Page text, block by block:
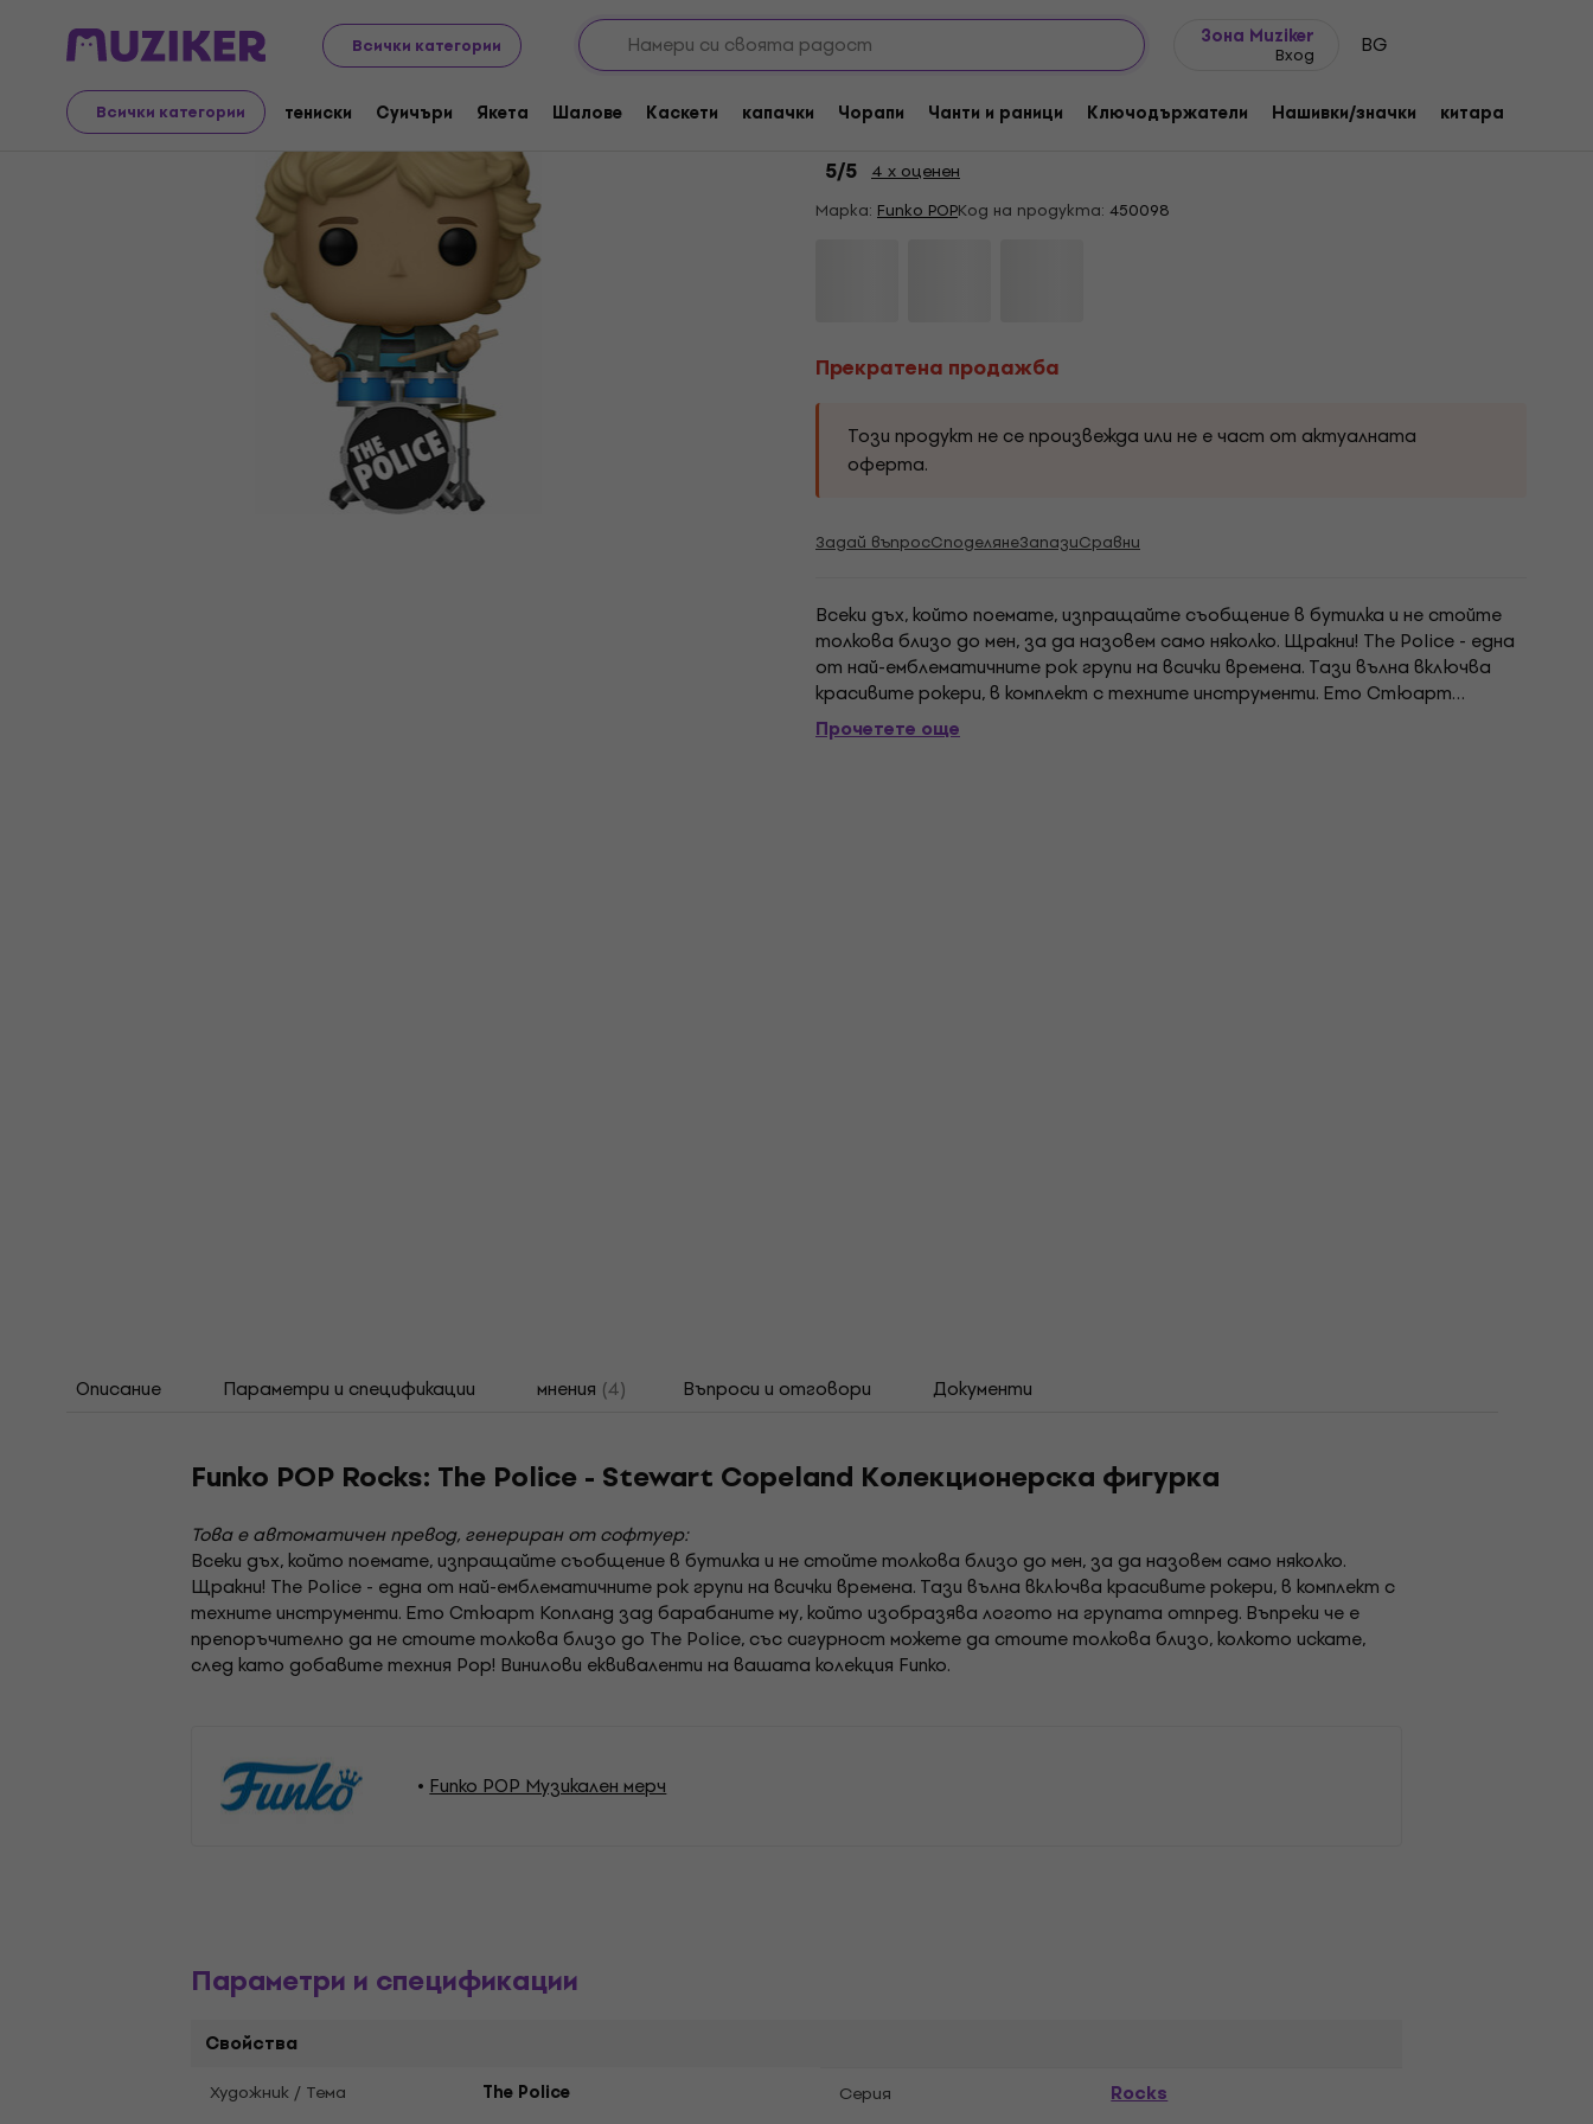
Всички категории
Зона Muziker
Вход BG
Всички категории тениски Суичъри Якета Шалове Каскети капачки Чорапи Чанти и раници Ключодържатели Нашивки/значки китара
Merch Музикален мерч
Прекратена продажба
Прекратена продажба
Funko POP Rocks: The Police - Stewart Copeland
Колекционерска фигурка
5/5 4 x оценен
Марка: Funko POPКод на продукта: 450098
Прекратена продажба
Този продукт не се произвежда или не е част от актуалната
оферта.
Задай въпросСподелянеЗапазиСравни
Всеки дъх, който поемате, изпращайте съобщение в бутилка и не стойте
толкова близо до мен, за да назовем само няколко. Щракни! The Police - една
от най-емблематичните рок групи на всички времена. Тази вълна включва
красивите рокери, в комплект с техните инструменти. Ето Стюарт
Копланд зад барабаните му, който изобразява логото на групата
отпред....
Прочетете още
Описание Параметри и спецификации мнения (4) Въпроси и отговори Документи
Funko POP Rocks: The Police - Stewart Copeland Колекционерска фигурка
Това е автоматичен превод, генериран от софтуер:
Всеки дъх, който поемате, изпращайте съобщение в бутилка и не стойте толкова близо до мен, за да назовем само няколко.
Щракни! The Police - една от най-емблематичните рок групи на всички времена. Тази вълна включва красивите рокери, в комплект с
техните инструменти. Ето Стюарт Копланд зад барабаните му, който изобразява логото на групата отпред. Въпреки че е
препоръчително да не стоите толкова близо до The Police, със сигурност можете да стоите толкова близо, колкото искате,
след като добавите техния Pop! Винилови еквиваленти на вашата колекция Funko.
Funko POP Музикален мерч
Параметри и спецификации
Свойства
Художник / Тема The Police Cерия Rocks